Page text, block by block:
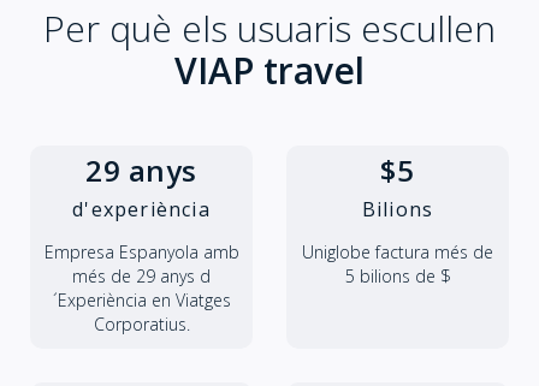
Per què els usuaris escullen
VIAP travel
29 anys
d'experiència
Empresa Espanyola amb
més de 29 anys d
´Experiència en Viatges
Corporatius.
$5
Bilions
Uniglobe factura més de
5 bilions de $